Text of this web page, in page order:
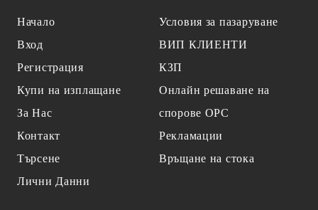
Начало
Вход
Регистрация
Купи на изплащане
За Нас
Контакт
Търсене
Лични Данни
Условия за пазаруване
ВИП КЛИЕНТИ
КЗП
Онлайн решаване на
спорове OPC
Рекламации
Връщане на стока